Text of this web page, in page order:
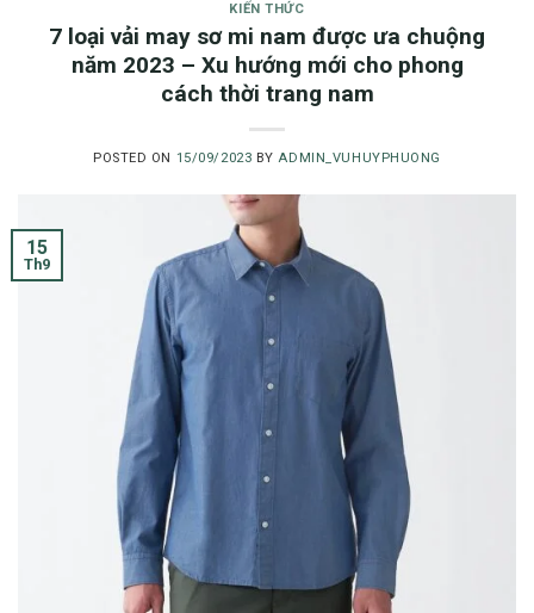
KIẾN THỨC
7 loại vải may sơ mi nam được ưa chuộng
năm 2023 – Xu hướng mới cho phong
cách thời trang nam
POSTED ON 15/09/2023 BYADMIN_VUHUYPHUONG
15
Th9